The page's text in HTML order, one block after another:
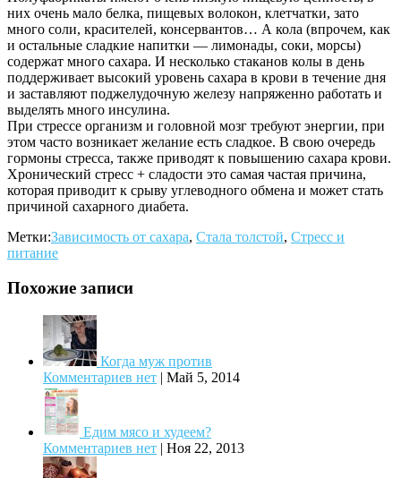
них очень мало белка, пищевых волокон, клетчатки, зато
много соли, красителей, консервантов… А кола (впрочем, как
и остальные сладкие напитки — лимонады, соки, морсы)
содержат много сахара. И несколько стаканов колы в день
поддерживает высокий уровень сахара в крови в течение дня
и заставляют поджелудочную железу напряженно работать и
выделять много инсулина.
При стрессе организм и головной мозг требуют энергии, при
этом часто возникает желание есть сладкое. В свою очередь
гормоны стресса, также приводят к повышению сахара крови.
Хронический стресс + сладости это самая частая причина,
которая приводит к срыву углеводного обмена и может стать
причиной сахарного диабета.
Метки:Зависимость от сахара, Стала толстой, Стресс и
питание
Похожие записи
Когда муж против
Комментариев нет | Май 5, 2014
Едим мясо и худеем?
Комментариев нет | Ноя 22, 2013